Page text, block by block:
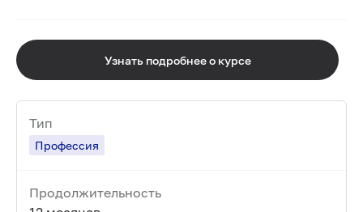
Узнать подробнее о курсе
Тип
Профессия
Продолжительность